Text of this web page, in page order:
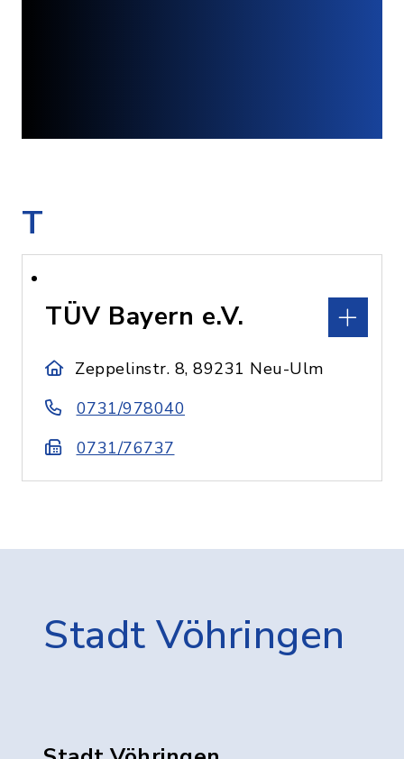
T
TÜV Bayern e.V.
Zeppelinstr. 8, 89231 Neu-Ulm
0731/978040
0731/76737
Stadt Vöhringen